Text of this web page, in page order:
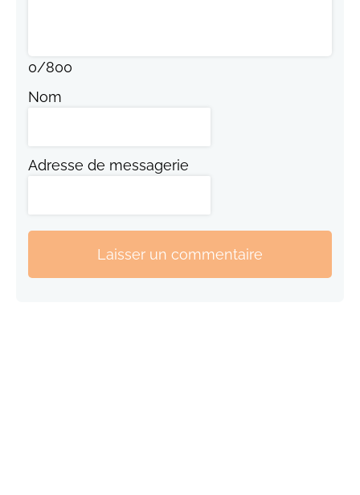
0/800
Nom
Adresse de messagerie
Laisser un commentaire